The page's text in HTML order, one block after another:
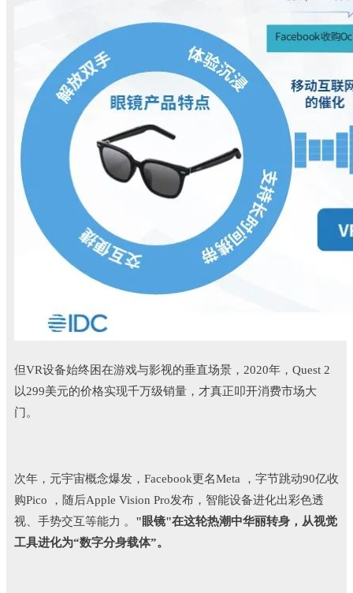
但VR设备始终困在游戏与影视的垂直场景，2020年，Quest 2
以299美元的价格实现千万级销量，才真正叩开消费市场大
门。
次年，元宇宙概念爆发，Facebook更名Meta ，字节跳动90亿收
购Pico ，随后Apple Vision Pro发布，智能设备进化出彩色透
视、手势交互等能力 。 "眼镜"在这轮热潮中华丽转身，从视觉
工具进化为“数字分身载体”。